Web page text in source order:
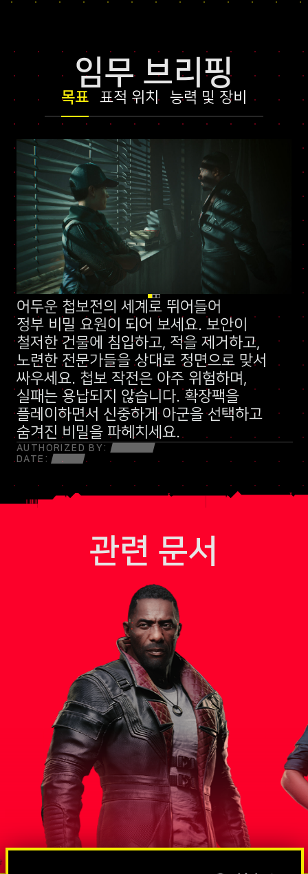
임무 브리핑
목표 표적 위치 능력 및 장비
어두운 첩보전의 세계로 뛰어들어
정부 비밀 요원이 되어 보세요. 보안이
철저한 건물에 침입하고, 적을 제거하고,
노련한 전문가들을 상대로 정면으로 맞서
싸우세요. 첩보 작전은 아주 위험하며,
실패는 용납되지 않습니다. 확장팩을
플레이하면서 신중하게 아군을 선택하고
숨겨진 비밀을 파헤치세요.
AUTHORIZED BY:
DATE:
말보다 총알이 먼저 나가는 민병대
신규 스킬 트리
관련 문서
대통령
방대한 규모의 스파이 및 넷러너망
솔로몬 리
도그타운